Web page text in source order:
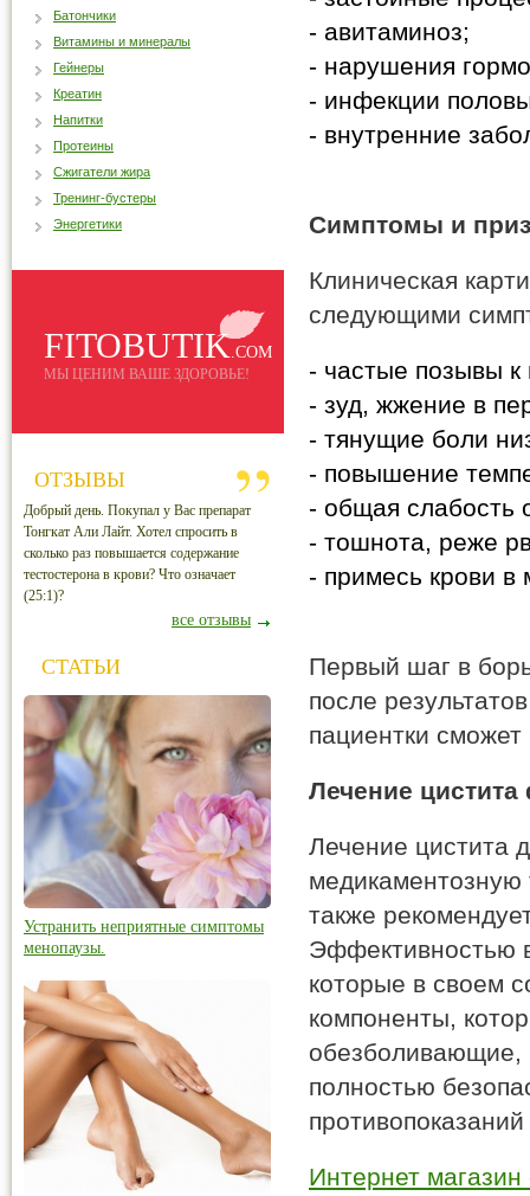
- авитаминоз;
- нарушения
- инфекции
- внутренние
Симптомы и
Клиническая
следующими
- частые позывы
- зуд, жжение в
- тянущие боли
- повышение
- общая слабость
- тошнота, реже
- примесь крови в
Первый шаг в
после
пациентки
Лечение цистита
Лечение цистита
медикаментозную
также
Эффективностью
которые в своем
компоненты,
обезболивающие,
полностью
Интернет
Батончики
Витамины и минералы
Гейнеры
Креатин
Напитки
Протеины
Сжигатели жира
Тренинг-бустеры
Энергетики
FITOBUTIK.COM
МЫ ЦЕНИМ ВАШЕ ЗДОРОВЬЕ!
ОТЗЫВЫ
Добрый день. Покупал у Вас препарат
Тонгкат Али Лайт. Хотел спросить в
сколько раз повышается содержание
тестостерона в крови? Что означает
(25:1)?
все отзывы
СТАТЬИ
Устранить неприятные симптомы
менопаузы.